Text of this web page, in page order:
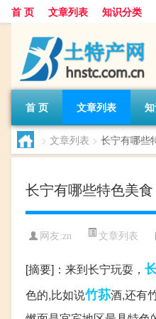
首 页 文章列表 知识分类
首 页 文章列表
> 文章列表 > 长宁有哪些
长宁有哪些特色美食
网友:zn 文章列表
[摘要]：来到长宁玩耍，
色的,比如说竹荪酒,还有